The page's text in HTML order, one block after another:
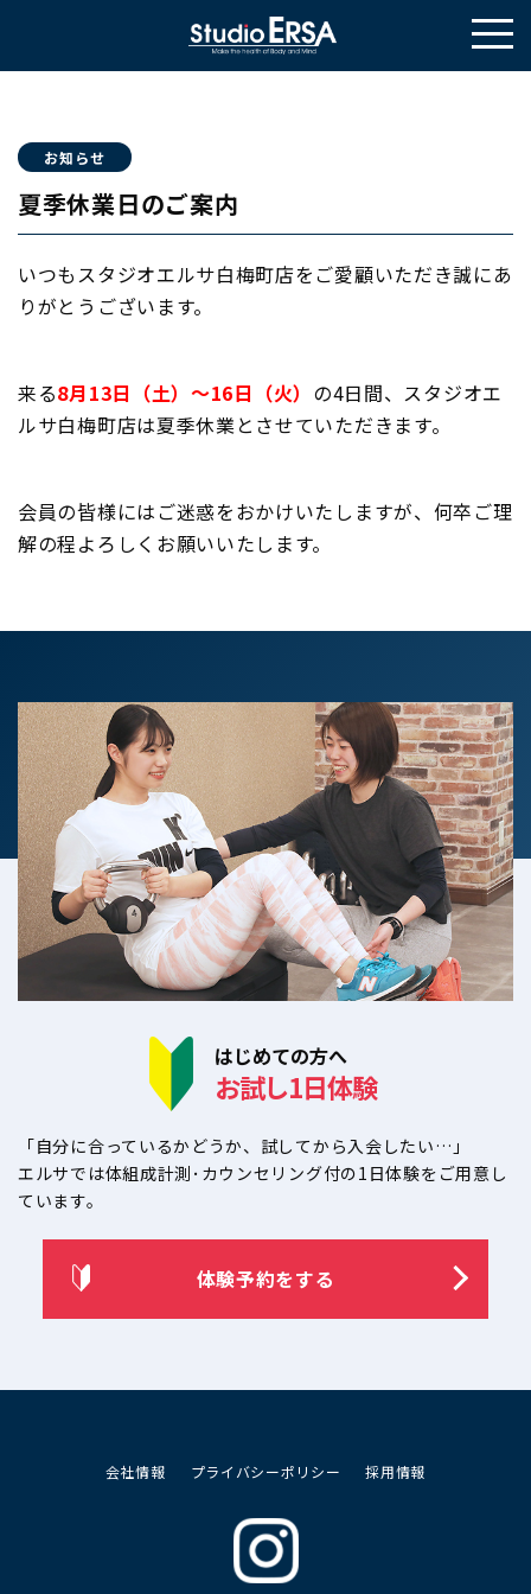
お知らせ
夏季休業日のご案内
いつもスタジオエルサ白梅町店をご愛顧いただき誠にあ
りがとうございます。
来る8月13日（土）～16日（火） の4日間、スタジオエ
ルサ白梅町店は夏季休業とさせていただきます。
会員の皆様にはご迷惑をおかけいたしますが、何卒ご理
解の程よろしくお願いいたします。
はじめての方へ
お試し1日体験
「自分に合っているかどうか、試してから入会したい…」
エルサでは体組成計測･カウンセリング付の1日体験をご用意し
ています。
体験予約をする
会社情報 プライバシーポリシー 採用情報